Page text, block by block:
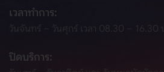
เวลาทำการ:
วันจันทร์ – วันศุกร์ เวลา 08.30 – 16.30 น.
ปิดบริการ: